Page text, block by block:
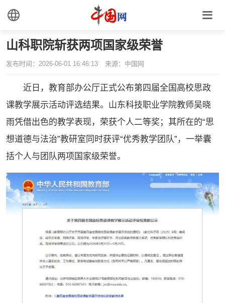
山科职院斩获两项国家级荣誉
发布时间：2026-06-01 16:46:13 来源：中国网
近日，教育部办公厅正式公布第四届全国高校思政
课教学展示活动评选结果。山东科技职业学院教师吴晓
雨凭借出色的教学表现，荣获个人二等奖；其所在的“思
想道德与法治”教研室同时获评“优秀教学团队”，一举囊
括个人与团队两项国家级荣誉。